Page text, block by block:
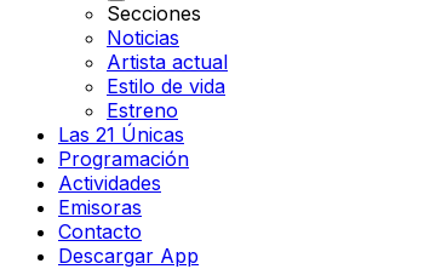
Secciones
Noticias
Artista actual
Estilo de vida
Estreno
Las 21 Únicas
Programación
Actividades
Emisoras
Contacto
Descargar App